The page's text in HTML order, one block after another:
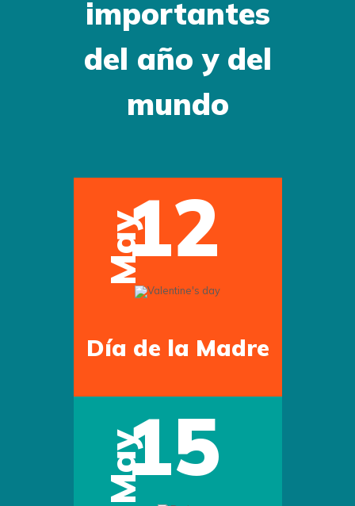
importantes
del año y del
mundo
May
12
Día de la Madre
May
15